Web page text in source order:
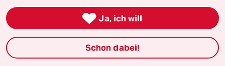
Verlag
Aktuelles
Hausblog
 Ja, ich will
Schon dabei!